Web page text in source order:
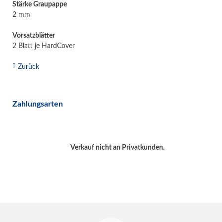
Stärke Graupappe
2 mm
Vorsatzblätter
2 Blatt je HardCover
Zurück
Zahlungsarten
Verkauf nicht an Privatkunden.